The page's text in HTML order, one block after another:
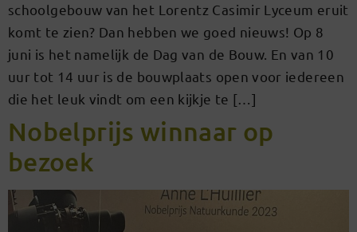
schoolgebouw van het Lorentz Casimir Lyceum eruit
komt te zien? Dan hebben we goed nieuws! Op 8
juni is het namelijk de Dag van de Bouw. En van 10
uur tot 14 uur is de bouwplaats open voor iedereen
die het leuk vindt om een kijkje te […]
Nobelprijs winnaar op
bezoek